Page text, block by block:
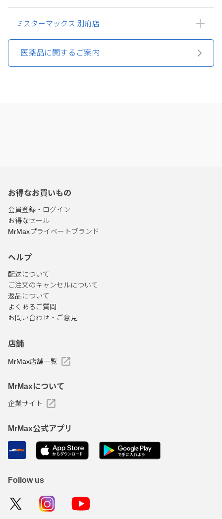
ミスターマックス 別府店
医薬品に関するご案内
お得なお買いもの
会員登録・ログイン
お得なセール
MrMaxプライベートブランド
ヘルプ
配送について
ご注文のキャンセルについて
返品について
よくあるご質問
お問い合わせ・ご意見
店舗
MrMax店舗一覧
MrMaxについて
企業サイト
MrMax公式アプリ
Follow us